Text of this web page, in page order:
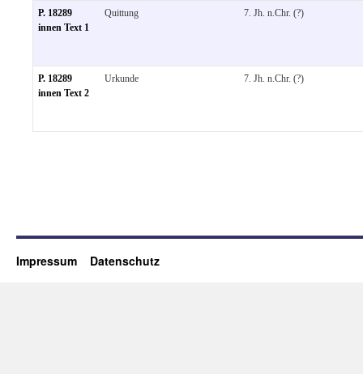
P. 18289
innen Text 1
Quittung 7. Jh. n.Chr. (?)
P. 18289
innen Text 2
Urkunde 7. Jh. n.Chr. (?)
Impressum Datenschutz